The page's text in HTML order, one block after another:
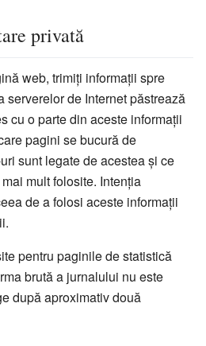
privată
web, trimiți informații spre
serverelor de Internet păstrează
cu o parte din aceste informații
pagini se bucură de
sunt legate de acestea și ce
mult folosite. Intenția
de a folosi aceste informații
pentru paginile de statistică
brută a jurnalului nu este
după aproximativ două